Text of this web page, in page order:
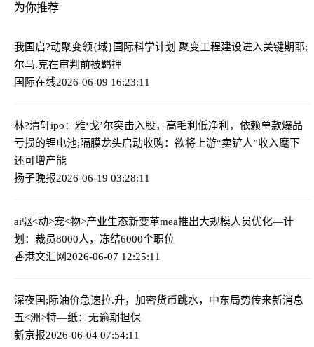
为你推荐
我国启?动聚变领{域}国际科学计划 聚变工程建设进入关键期耶;
尔马.克在审判前被羁押
国际在线2026-06-09 16:23:11
林?清轩ipo：雅‘戈’尔突击入股，高毛利低净利，依赖单款爆品
亏损的锂电池;隔膜龙头启动收购：欲将上游“卖铲人”收入麾下
还可增产能
扬子晚报2026-06-19 03:28:11
ai驱<动>宠<物>产业生态新变革mea推出大规模人员优化—计
划：裁员8000人，冻结6000个职位
香港文汇网2026-06-07 12:25:11
深夜国;际油价急速拉.升，加密货币跳水，中东局势传来新消息
五<洲>特—纸：无逾期担保
新京报2026-06-04 07:54:11